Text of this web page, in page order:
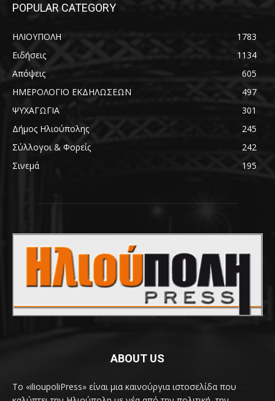
POPULAR CATEGORY
ΗΛΙΟΥΠΟΛΗ
1783
Ειδήσεις
1134
Απόψεις
605
ΗΜΕΡΟΛΟΓΙΟ ΕΚΔΗΛΩΣΕΩΝ
497
ΨΥΧΑΓΩΓΙΑ
301
Δήμος Ηλιούπολης
245
Σύλλογοι & Φορείς
242
Σινεμά
195
ABOUT US
Το «ilioupoliPress» είναι μια καινούργια ιστοσελίδα που